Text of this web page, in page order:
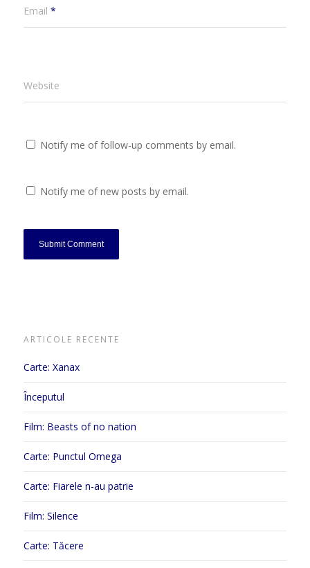
Email *
Website
Notify me of follow-up comments by email.
Notify me of new posts by email.
ARTICOLE RECENTE
Carte: Xanax
Începutul
Film: Beasts of no nation
Carte: Punctul Omega
Carte: Fiarele n-au patrie
Film: Silence
Carte: Tăcere